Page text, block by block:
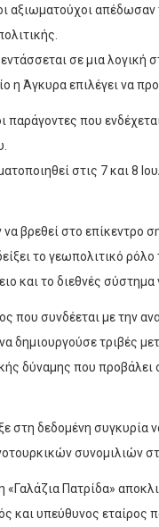
αξιωματούχοι
σε μια λογική
Άγκυρα επιλέγει να
που
στις 7 και 8
βρεθεί στο
το γεωπολιτικό
και το διεθνές σύστημα
που συνδέεται με την
δημιουργούσε τριβές
δύναμης που προβάλει
στη δεδομένη συγκυρία
συνομιλιών
Πατρίδα»
και υπεύθυνος εταίρος